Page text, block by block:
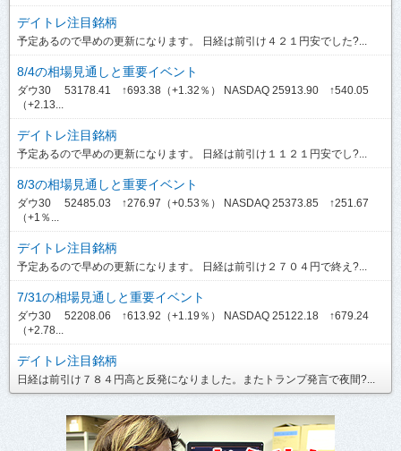
デイトレ注目銘柄
予定あるので早めの更新になります。 日経は前引け４２１円安でした?...
8/4の相場見通しと重要イベント
ダウ30 53178.41 ↑693.38（+1.32％） NASDAQ 25913.90 ↑540.05
（+2.13...
デイトレ注目銘柄
予定あるので早めの更新になります。 日経は前引け１１２１円安でし?...
8/3の相場見通しと重要イベント
ダウ30 52485.03 ↑276.97（+0.53％） NASDAQ 25373.85 ↑251.67
（+1％...
デイトレ注目銘柄
予定あるので早めの更新になります。 日経は前引け２７０４円で終え?...
7/31の相場見通しと重要イベント
ダウ30 52208.06 ↑613.92（+1.19％） NASDAQ 25122.18 ↑679.24
（+2.78...
デイトレ注目銘柄
日経は前引け７８４円高と反発になりました。またトランプ発言で夜間?...